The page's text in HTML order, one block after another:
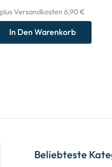
plus Versandkosten 6,90 €
In Den Warenkorb
Beliebteste